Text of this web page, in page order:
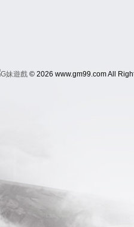
© 2026 www.gm99.com All